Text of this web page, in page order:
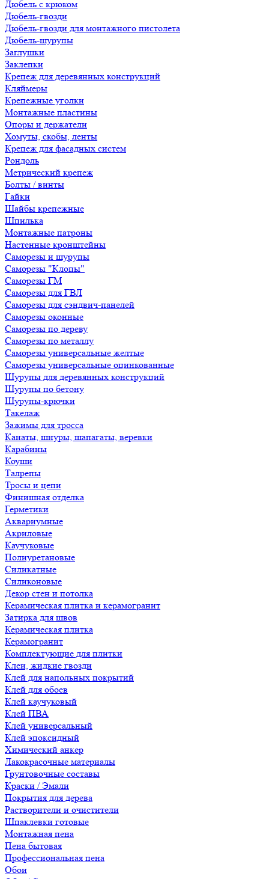
Дюбель с крюком
Дюбель-гвозди
Дюбель-гвозди для монтажного пистолета
Дюбель-шурупы
Заглушки
Заклепки
Крепеж для деревянных конструкций
Кляймеры
Крепежные уголки
Монтажные пластины
Опоры и держатели
Хомуты, скобы, ленты
Крепеж для фасадных систем
Рондоль
Метрический крепеж
Болты / винты
Гайки
Шайбы крепежные
Шпилька
Монтажные патроны
Настенные кронштейны
Саморезы и шурупы
Саморезы "Клопы"
Саморезы ГМ
Саморезы для ГВЛ
Саморезы для сэндвич-панелей
Саморезы оконные
Саморезы по дереву
Саморезы по металлу
Саморезы универсальные желтые
Саморезы универсальные оцинкованные
Шурупы для деревянных конструкций
Шурупы по бетону
Шурупы-крючки
Такелаж
Зажимы для тросса
Канаты, шнуры, шапагаты, веревки
Карабины
Коуши
Талрепы
Тросы и цепи
Финишная отделка
Герметики
Аквариумные
Акриловые
Каучуковые
Полиуретановые
Силикатные
Силиконовые
Декор стен и потолка
Керамическая плитка и керамогранит
Затирка для швов
Керамическая плитка
Керамогранит
Комплектующие для плитки
Клеи, жидкие гвозди
Клей для напольных покрытий
Клей для обоев
Клей каучуковый
Клей ПВА
Клей универсальный
Клей эпоксидный
Химический анкер
Лакокрасочные материалы
Грунтовочные составы
Краски / Эмали
Покрытия для дерева
Растворители и очистители
Шпаклевки готовые
Монтажная пена
Пена бытовая
Профессиональная пена
Обои